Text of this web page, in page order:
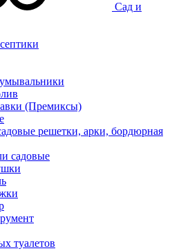
Сад и
(Премиксы)
решетки, арки, бордюрная
садовые
туалетов